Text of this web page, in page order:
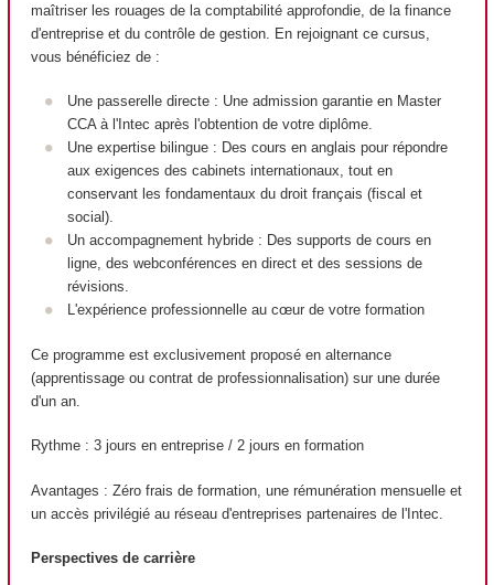
maîtriser les rouages de la comptabilité approfondie, de la finance
d'entreprise et du contrôle de gestion. En rejoignant ce cursus,
vous bénéficiez de :
Une passerelle directe : Une admission garantie en Master
CCA à l'Intec après l'obtention de votre diplôme.
Une expertise bilingue : Des cours en anglais pour répondre
aux exigences des cabinets internationaux, tout en
conservant les fondamentaux du droit français (fiscal et
social).
Un accompagnement hybride : Des supports de cours en
ligne, des webconférences en direct et des sessions de
révisions.
L'expérience professionnelle au cœur de votre formation
Ce programme est exclusivement proposé en alternance
(apprentissage ou contrat de professionnalisation) sur une durée
d'un an.
Rythme : 3 jours en entreprise / 2 jours en formation
Avantages : Zéro frais de formation, une rémunération mensuelle et
un accès privilégié au réseau d'entreprises partenaires de l'Intec.
Perspectives de carrière